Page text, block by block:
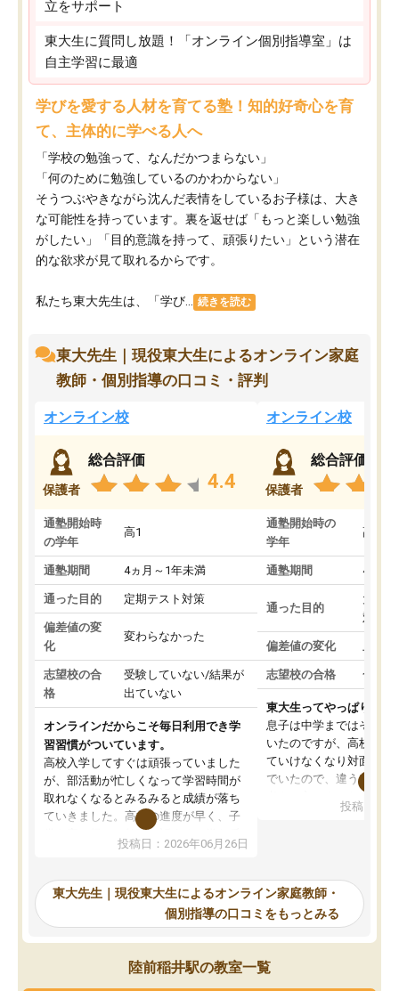
立をサポート
東大生に質問し放題！「オンライン個別指導室」は
自主学習に最適
学びを愛する人材を育てる塾！知的好奇心を育
て、主体的に学べる人へ
「学校の勉強って、なんだかつまらない」
「何のために勉強しているのかわからない」
そうつぶやきながら沈んだ表情をしているお子様は、大き
な可能性を持っています。裏を返せば「もっと楽しい勉強
がしたい」「目的意識を持って、頑張りたい」という潜在
的な欲求が見て取れるからです。
私たち東大先生は、「学び... 続きを読む
東大先生｜現役東大生によるオンライン家庭
教師・個別指導の口コミ・評判
オンライン校
保護者
総合評価
4.4
通塾開始時
の学年
高1
通塾期間 4ヵ月～1年未満
通った目的 定期テスト対策
偏差値の変
化
変わらなかった
志望校の合
格
受験していない/結果が
出ていない
オンラインだからこそ毎日利用でき学
習習慣がついています。
高校入学してすぐは頑張っていました
が、部活動が忙しくなって学習時間が
取れなくなるとみるみると成績が落ち
ていきました。高校の進度が早く、子
供も家に帰って勉強の話すると嫌な反
応を示します。東大先生にお願いして
れるので、親としても安心です。毎日
使える自習室とかもあり、わからない
ところがあれば先生が回答してくれる
のも重宝しています。
投稿日：2026年06月26日
オンライン校
保護者
総合評価
通塾開始時の
学年
高3
通塾期間 4ヵ月
通った目的
大学
対策
偏差値の変化 上が
志望校の合格 合格
東大生ってやっぱりすご
息子は中学まではそこそ
いたのですが、高校に入
ていけなくなり対面の塾
でいたので、違うアプロ
で、当初は模試でD判定
自習室が毎日使えていつ
るのが心強かったよう
謝です。
投稿日：
東大先生｜現役東大生によるオンライン家庭教師・
個別指導の口コミをもっとみる
陸前稲井駅の教室一覧